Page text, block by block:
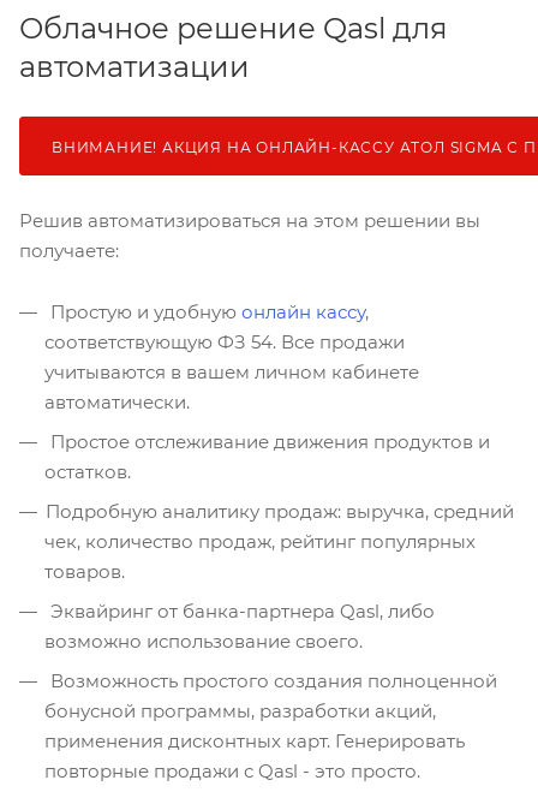
Облачное решение Qasl для
автоматизации
ВНИМАНИЕ! АКЦИЯ НА ОНЛАЙН-КАССУ АТОЛ SIGMA С
Решив автоматизироваться на этом решении вы
получаете:
Простую и удобную онлайн кассу,
соответствующую ФЗ 54. Все продажи
учитываются в вашем личном кабинете
автоматически.
Простое отслеживание движения продуктов и
остатков.
Подробную аналитику продаж: выручка, средний
чек, количество продаж, рейтинг популярных
товаров.
Эквайринг от банка-партнера Qasl, либо
возможно использование своего.
Возможность простого создания полноценной
бонусной программы, разработки акций,
применения дисконтных карт. Генерировать
повторные продажи с Qasl - это просто.